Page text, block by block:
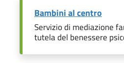
Bambini al centro
Servizio di mediazione
tutela del benessere